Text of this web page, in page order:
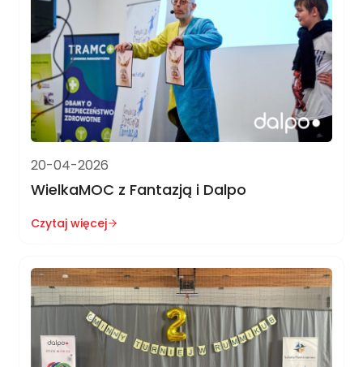
20-04-2026
WielkaMOC z Fantazją i Dalpo
Czytaj więcej